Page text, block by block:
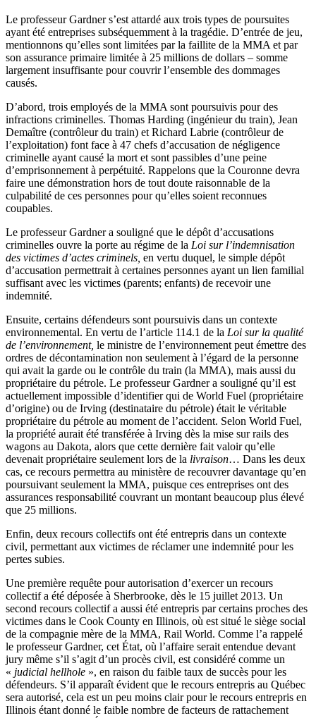
Le professeur Gardner s’est attardé aux trois types de poursuites
ayant été entreprises subséquemment à la tragédie. D’entrée de jeu,
mentionnons qu’elles sont limitées par la faillite de la MMA et par
son assurance primaire limitée à 25 millions de dollars – somme
largement insuffisante pour couvrir l’ensemble des dommages
causés.
D’abord, trois employés de la MMA sont poursuivis pour des
infractions criminelles. Thomas Harding (ingénieur du train), Jean
Demaître (contrôleur du train) et Richard Labrie (contrôleur de
l’exploitation) font face à 47 chefs d’accusation de négligence
criminelle ayant causé la mort et sont passibles d’une peine
d’emprisonnement à perpétuité. Rappelons que la Couronne devra
faire une démonstration hors de tout doute raisonnable de la
culpabilité de ces personnes pour qu’elles soient reconnues
coupables.
Le professeur Gardner a souligné que le dépôt d’accusations
criminelles ouvre la porte au régime de la Loi sur l’indemnisation
des victimes d’actes criminels, en vertu duquel, le simple dépôt
d’accusation permettrait à certaines personnes ayant un lien familial
suffisant avec les victimes (parents; enfants) de recevoir une
indemnité.
Ensuite, certains défendeurs sont poursuivis dans un contexte
environnemental. En vertu de l’article 114.1 de la Loi sur la qualité
de l’environnement, le ministre de l’environnement peut émettre des
ordres de décontamination non seulement à l’égard de la personne
qui avait la garde ou le contrôle du train (la MMA), mais aussi du
propriétaire du pétrole. Le professeur Gardner a souligné qu’il est
actuellement impossible d’identifier qui de World Fuel (propriétaire
d’origine) ou de Irving (destinataire du pétrole) était le véritable
propriétaire du pétrole au moment de l’accident. Selon World Fuel,
la propriété aurait été transférée à Irving dès la mise sur rails des
wagons au Dakota, alors que cette dernière fait valoir qu’elle
devenait propriétaire seulement lors de la livraison… Dans les deux
cas, ce recours permettra au ministère de recouvrer davantage qu’en
poursuivant seulement la MMA, puisque ces entreprises ont des
assurances responsabilité couvrant un montant beaucoup plus élevé
que 25 millions.
Enfin, deux recours collectifs ont été entrepris dans un contexte
civil, permettant aux victimes de réclamer une indemnité pour les
pertes subies.
Une première requête pour autorisation d’exercer un recours
collectif a été déposée à Sherbrooke, dès le 15 juillet 2013. Un
second recours collectif a aussi été entrepris par certains proches des
victimes dans le Cook County en Illinois, où est situé le siège social
de la compagnie mère de la MMA, Rail World. Comme l’a rappelé
le professeur Gardner, cet État, où l’affaire serait entendue devant
jury même s’il s’agit d’un procès civil, est considéré comme un
« judicial hellhole », en raison du faible taux de succès pour les
défendeurs. S’il apparaît évident que le recours entrepris au Québec
sera autorisé, cela est un peu moins clair pour le recours entrepris en
Illinois étant donné le faible nombre de facteurs de rattachement